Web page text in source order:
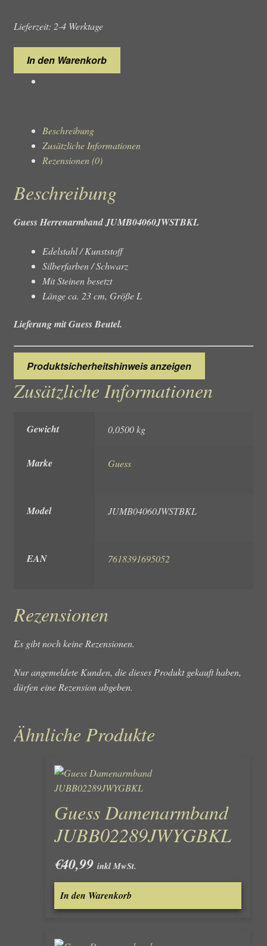
Lieferzeit: 2-4 Werktage
Guess
JUMB04060JWSTBKL
In den Warenkorb
Beschreibung
Zusätzliche Informationen
Rezensionen (0)
Beschreibung
Guess Herrenarmband JUMB04060JWSTBKL
Edelstahl / Kunststoff
Silberfarben / Schwarz
Mit Steinen besetzt
Länge ca. 23 cm, Größe L
Lieferung mit Guess Beutel.
Produktsicherheitshinweis anzeigen
Zusätzliche Informationen
Gewicht 0,0500 kg
Marke Guess
Model JUMB04060JWSTBKL
EAN 7618391695052
Rezensionen
Es gibt noch keine Rezensionen.
Nur angemeldete Kunden, die dieses Produkt gekauft haben,
dürfen eine Rezension abgeben.
Ähnliche Produkte
Guess Damenarmband
JUBB02289JWYGBKL
€40,99 inkl MwSt.
In den Warenkorb